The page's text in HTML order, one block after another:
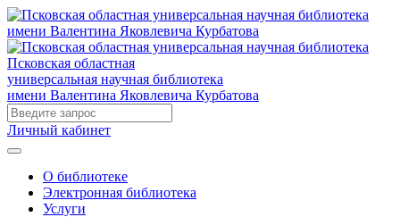
Псковская областная
универсальная научная библиотека
имени Валентина Яковлевича Курбатова
Личный кабинет
О библиотеке
Электронная библиотека
Услуги